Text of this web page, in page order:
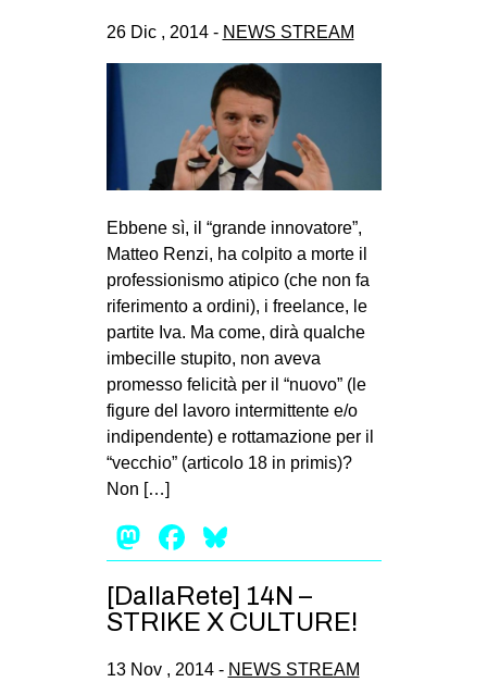
26 Dic , 2014 - NEWS STREAM
Ebbene sì, il “grande innovatore”,
Matteo Renzi, ha colpito a morte il
professionismo atipico (che non fa
riferimento a ordini), i freelance, le
partite Iva. Ma come, dirà qualche
imbecille stupito, non aveva
promesso felicità per il “nuovo” (le
figure del lavoro intermittente e/o
indipendente) e rottamazione per il
“vecchio” (articolo 18 in primis)?
Non […]
Mastodon
Facebook
[DallaRete] 14N –
STRIKE X CULTURE!
13 Nov , 2014 - NEWS STREAM